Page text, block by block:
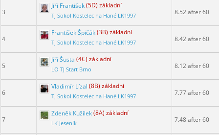
3
Jiří František(5D) základní
TJ Sokol Kostelec na Hané LK1997 8.52 after 60
4
František Špičák(3B) základní
TJ Sokol Kostelec na Hané LK1997 8.42 after 60
5
Jiří Šusta (4C) základní
LO TJ Start Brno 8.12 after 60
6
Vladimír Lízal (8B) základní
TJ Sokol Kostelec na Hané LK1997 7.77 after 60
7
Zdeněk Kužílek(8A) základní
LK Jeseník 7.48 after 60